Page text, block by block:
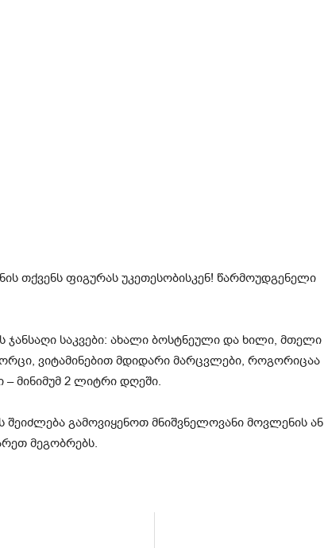
ჯანსაღი საკვები: ახალი ბოსტნეული და ხილი, მთელი
ვიტამინებით მდიდარი მარცვლები, როგორიცაა
– მინიმუმ 2 ლიტრი დღეში.
შეიძლება გამოვიყენოთ მნიშვნელოვანი მოვლენის ან
მეგობრებს.